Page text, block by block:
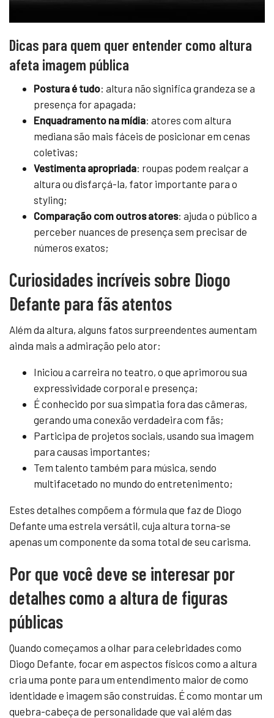
Dicas para quem quer entender como altura
afeta imagem pública
Postura é tudo: altura não significa grandeza se a
presença for apagada;
Enquadramento na mídia: atores com altura
mediana são mais fáceis de posicionar em cenas
coletivas;
Vestimenta apropriada: roupas podem realçar a
altura ou disfarçá-la, fator importante para o
styling;
Comparação com outros atores: ajuda o público a
perceber nuances de presença sem precisar de
números exatos;
Curiosidades incríveis sobre Diogo
Defante para fãs atentos
Além da altura, alguns fatos surpreendentes aumentam
ainda mais a admiração pelo ator:
Iniciou a carreira no teatro, o que aprimorou sua
expressividade corporal e presença;
É conhecido por sua simpatia fora das câmeras,
gerando uma conexão verdadeira com fãs;
Participa de projetos sociais, usando sua imagem
para causas importantes;
Tem talento também para música, sendo
multifacetado no mundo do entretenimento;
Estes detalhes compõem a fórmula que faz de Diogo
Defante uma estrela versátil, cuja altura torna-se
apenas um componente da soma total de seu carisma.
Por que você deve se interesar por
detalhes como a altura de figuras
públicas
Quando começamos a olhar para celebridades como
Diogo Defante, focar em aspectos físicos como a altura
cria uma ponte para um entendimento maior de como
identidade e imagem são construídas. É como montar um
quebra-cabeça de personalidade que vai além das